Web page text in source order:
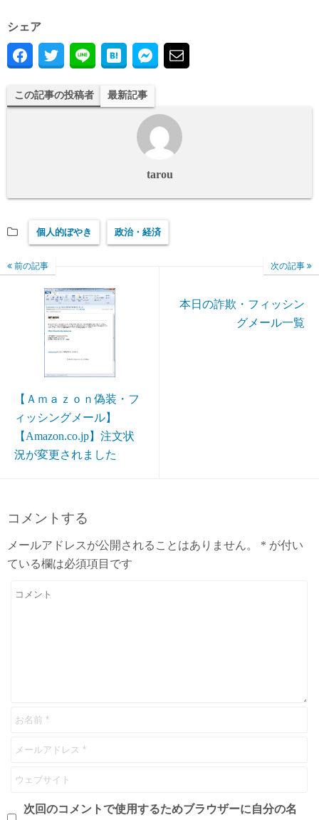
シェア
この記事の投稿者 最新記事
tarou
個人的ぼやき 政治・経済
前の記事
【Ａｍａｚｏｎ偽装・フ
ィッシングメール】
【Amazon.co.jp】注文状
況が変更されました
次の記事
本日の詐欺・フィッシン
グメール一覧
コメントする
メールアドレスが公開されることはありません。 * が付い
ている欄は必須項目です
次回のコメントで使用するためブラウザーに自分の名